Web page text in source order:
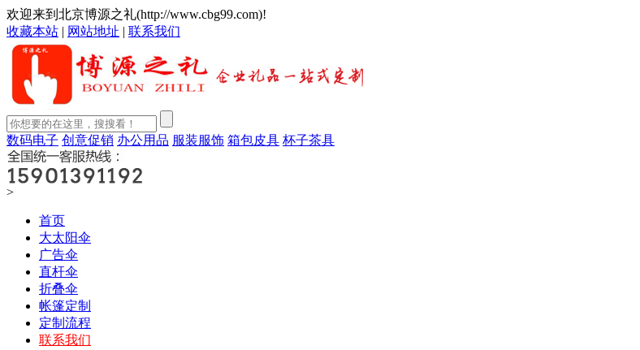
欢迎来到北京博源之礼(http://www.cbg99.com)!
收藏本站 | 网站地址 | 联系我们
数码电子 创意促销 办公用品 服装服饰 箱包皮具 杯子茶具
>
首页
大太阳伞
广告伞
直杆伞
折叠伞
帐篷定制
定制流程
联系我们